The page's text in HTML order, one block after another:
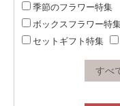
季節のフラワー特集
ボックスフラワー特
セットギフト特集
すべ